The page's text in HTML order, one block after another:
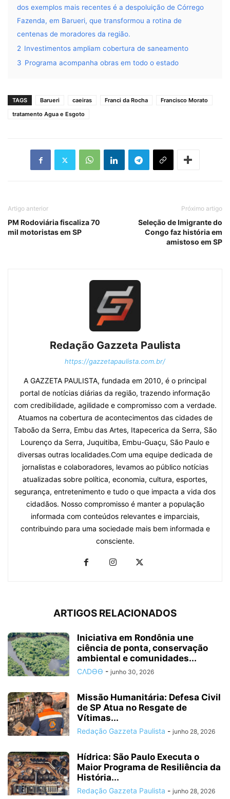
dos exemplos mais recentes é a despoluição de Córrego
Fazenda, em Barueri, que transformou a rotina de
centenas de moradores da região.
2 Investimentos ampliam cobertura de saneamento
3 Programa acompanha obras em todo o estado
TAGS Barueri caeiras Franci da Rocha
Francisco Morato
tratamento Agua e Esgoto
Artigo anterior
PM Rodoviária fiscaliza 70
mil motoristas em SP
Próximo artigo
Seleção de Imigrante do
Congo faz história em
amistoso em SP
Redação Gazzeta Paulista
https://gazzetapaulista.com.br/
A GAZZETA PAULISTA, fundada em 2010, é o principal
portal de notícias diárias da região, trazendo informação
com credibilidade, agilidade e compromisso com a verdade.
Atuamos na cobertura de acontecimentos das cidades de
Taboão da Serra, Embu das Artes, Itapecerica da Serra, São
Lourenço da Serra, Juquitiba, Embu-Guaçu, São Paulo e
diversas outras localidades.Com uma equipe dedicada de
jornalistas e colaboradores, levamos ao público notícias
atualizadas sobre política, economia, cultura, esportes,
segurança, entretenimento e tudo o que impacta a vida dos
cidadãos. Nosso compromisso é manter a população
informada com conteúdos relevantes e imparciais,
contribuindo para uma sociedade mais bem informada e
consciente.
ARTIGOS RELACIONADOS
Iniciativa em Rondônia une
ciência de ponta, conservação
ambiental e comunidades...
CΛDӨӨ - junho 30, 2026
Missão Humanitária: Defesa Civil
de SP Atua no Resgate de
Vítimas...
Redação Gazzeta Paulista - junho 28, 2026
Hídrica: São Paulo Executa o
Maior Programa de Resiliência da
História...
Redação Gazzeta Paulista - junho 28, 2026